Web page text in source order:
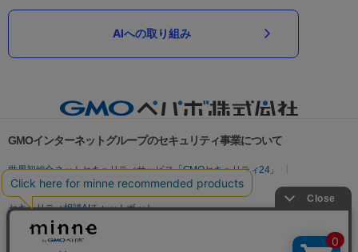
AIへの取り組み
GMOインターネットグループのセキュリティ事業について
世界初総合ネットセキュリティサービス「GMOセキュリティ24」
パスワード漏洩診断
Webサイトリスク診断
セキュリティ相談AIチャットボット
実在証明・盗聴対策